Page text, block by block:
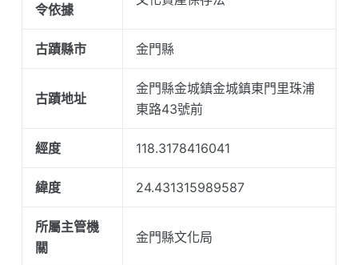
令依據
古蹟縣市 金門縣
古蹟地址
金門縣金城鎮金城鎮東門里珠浦
東路43號前
經度 118.3178416041
緯度 24.431315989587
所屬主管機
關
金門縣文化局